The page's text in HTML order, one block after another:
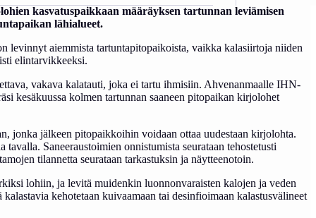
kasvatuspaikkaan määräyksen tartunnan leviämisen
lähialueet.
levinnyt aiemmista tartuntapitopaikoista, vaikka kalasiirtoja niiden
elintarvikkeeksi.
vakava kalatauti, joka ei tartu ihmisiin. Ahvenanmaalle IHN-
kesäkuussa kolmen tartunnan saaneen pitopaikan kirjolohet
jonka jälkeen pitopaikkoihin voidaan ottaa uudestaan kirjolohta.
Saneeraustoimien onnistumista seurataan tehostetusti
tilannetta seurataan tarkastuksin ja näytteenotoin.
lohiin, ja levitä muidenkin luonnonvaraisten kalojen ja veden
kehotetaan kuivaamaan tai desinfioimaan kalastusvälineet